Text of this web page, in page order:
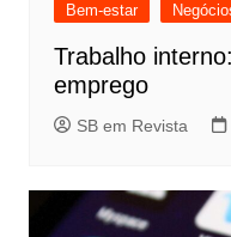
Bem-estar
Trabalho
emprego
SB em Revista